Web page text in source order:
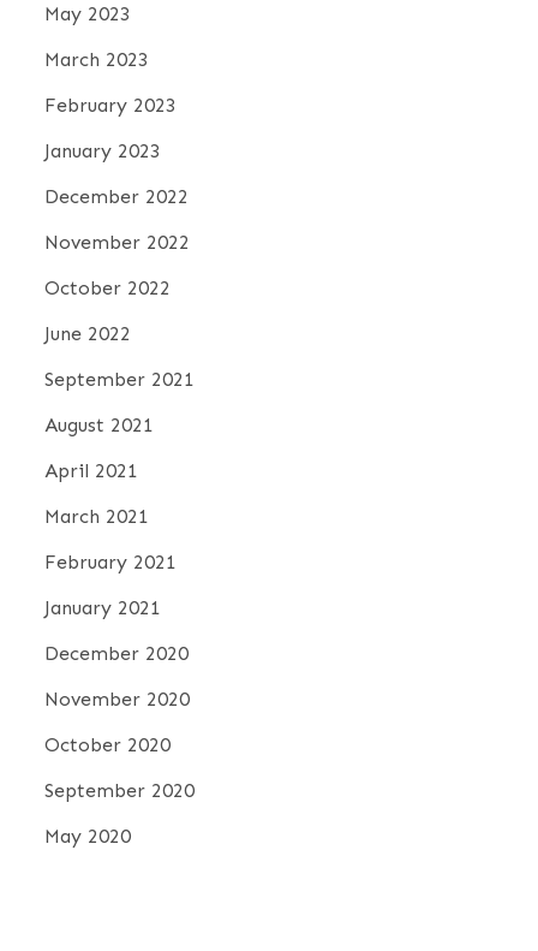
May 2023
March 2023
February 2023
January 2023
December 2022
November 2022
October 2022
June 2022
September 2021
August 2021
April 2021
March 2021
February 2021
January 2021
December 2020
November 2020
October 2020
September 2020
May 2020